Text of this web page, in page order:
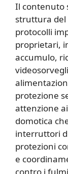
Il contenuto
struttura del
protocolli
proprietari,
accumulo,
protezione
attenzione
domotica
interruttori
protezioni
e